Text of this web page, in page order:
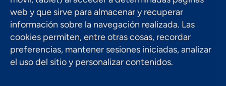
web y que sirve para almacenar y recuperar
información sobre la navegación realizada. Las
cookies permiten, entre otras cosas, recordar
preferencias, mantener sesiones iniciadas, analizar
el uso del sitio y personalizar contenidos.